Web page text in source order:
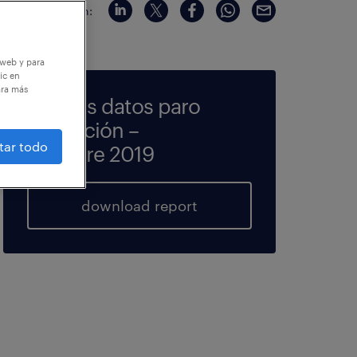
compartir en:
Análisis datos paro
y afiliación –
Octubre 2019
download report
y para
en
más
todo